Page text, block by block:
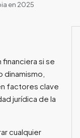
en 2025
si se
factores clave
jurídica de la
cualquier